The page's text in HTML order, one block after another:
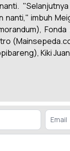
imbuh
Kiki